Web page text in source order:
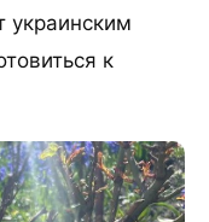
украинским
к